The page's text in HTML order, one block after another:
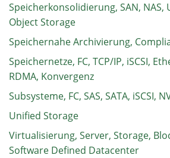
Speicherkonsolidierung, SAN, NAS,
Object Storage
Speichernahe Archivierung,
Speichernetze, FC, TCP/IP, iSCSI,
RDMA, Konvergenz
Subsysteme, FC, SAS, SATA, iSCSI,
Unified Storage
Virtualisierung, Server, Storage,
Software Defined Datacenter